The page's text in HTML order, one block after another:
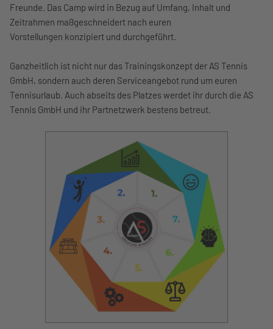
Freunde. Das Camp wird in Bezug auf Umfang, Inhalt und
Zeitrahmen maßgeschneidert nach euren
Vorstellungen konzipiert und durchgeführt.
Ganzheitlich ist nicht nur das Trainingskonzept der AS Tennis
GmbH, sondern auch deren Serviceangebot rund um euren
Tennisurlaub. Auch abseits des Platzes werdet ihr durch die AS
Tennis GmbH und ihr Partnetzwerk bestens betreut.